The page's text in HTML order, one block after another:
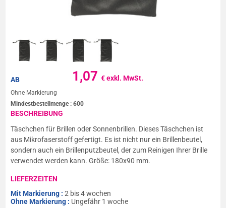
1,07€ exkl. MwSt.
AB
Ohne Markierung
Mindestbestellmenge :600
BESCHREIBUNG
Täschchen für Brillen oder Sonnenbrillen. Dieses Täschchen ist
aus Mikrofaserstoff gefertigt. Es ist nicht nur ein Brillenbeutel,
sondern auch ein Brillenputzbeutel, der zum Reinigen Ihrer Brille
verwendet werden kann. Größe: 180x90 mm.
LIEFERZEITEN
Mit Markierung :2 bis 4 wochen
Ohne Markierung : Ungefähr 1 woche